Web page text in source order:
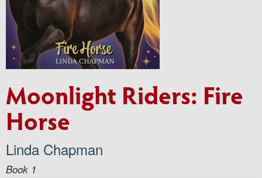
Moonlight Riders: Fire
Horse
Linda Chapman
Book 1